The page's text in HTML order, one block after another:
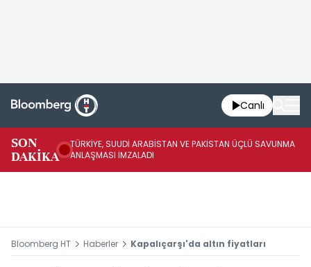
Canlı
SON
DAKİKA
TÜRKİYE, SUUDİ ARABİSTAN VE PAKİSTAN ÜÇLÜ SAVUNMA
ANLAŞMASI İMZALADI
Bloomberg HT Haberler Kapalıçarşı'da altın fiyatları